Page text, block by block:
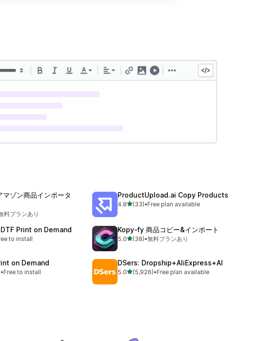
ゾン商品インポータ
：651件
料プランあり
ProductUpload.ai Copy Products
4.85つ星中
(33)
合計レビュー数：33件
•Free plan available
Print on Demand
：70件
to install
Kopy‑fy 商品コピー&インポート
5.05つ星中
(38)
合計レビュー数：38件
•無料プランあり
on Demand
：3712件
•Free to install
DSers: Dropship+AliExpress+AI
5.05つ星中
(5,926)
合計レビュー数：5926件
•Free plan available